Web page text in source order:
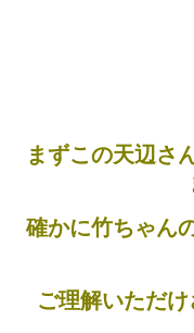
まずこの天辺さ
確かに竹ちゃん
ご理解いただ